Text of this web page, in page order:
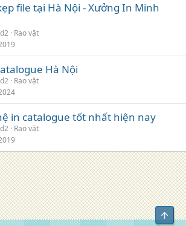
file tại Hà Nội - Xưởng In Minh
Rao vặt
Hà Nội
Rao vặt
in catalogue tốt nhất hiện nay
Rao vặt
kết
Top